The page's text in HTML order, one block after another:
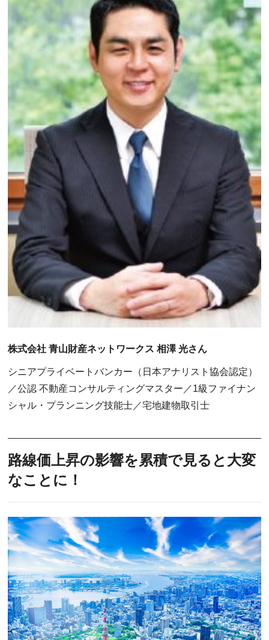
株式会社 青山財産ネットワークス 相澤 光さん
シニアプライベートバンカー（日本アナリスト協会認定）
／公認 不動産コンサルティングマスター／1級ファイナン
シャル・プランニング技能士／宅地建物取引士
路線価上昇の影響を累積で見ると大変
なことに！